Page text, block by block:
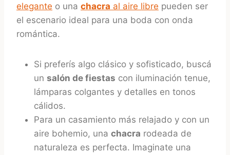
elegante o una chacra al aire libre pueden ser
el escenario ideal para una boda con onda
romántica.
Si preferís algo clásico y sofisticado, buscá
un salón de fiestas con iluminación tenue,
lámparas colgantes y detalles en tonos
cálidos.
Para un casamiento más relajado y con un
aire bohemio, una chacra rodeada de
naturaleza es perfecta. Imaginate una